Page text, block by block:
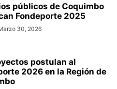
públicos de Coquimbo
Fondeporte 2025
30, 2026
postulan al
2026 en la Región de